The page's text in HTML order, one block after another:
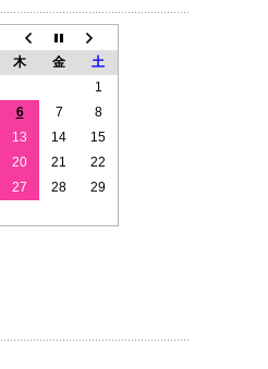
木 金
土
1
6 7
8
13 14
15
20 21
22
27 28
29